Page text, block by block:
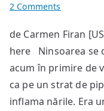
2 Comments
dimineaţa
iubitule
de Carmen Firan
here Ninsoarea se
acum în primire de
ca pe un strat de
inflama nările. Era